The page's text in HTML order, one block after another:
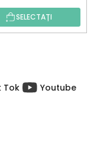
SELECTAȚI
Tok Youtube